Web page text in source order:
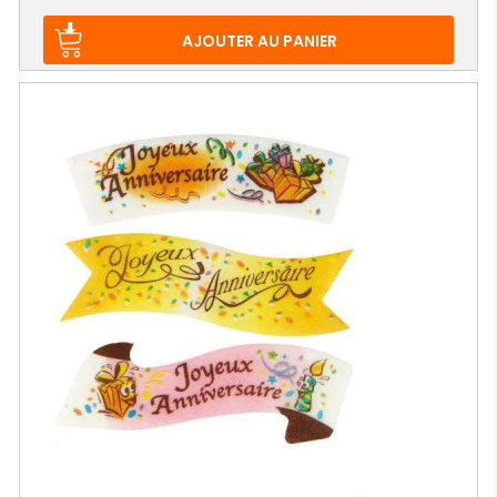
AJOUTER AU PANIER